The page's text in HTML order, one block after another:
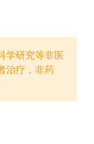
学研究等非医
治疗，非药